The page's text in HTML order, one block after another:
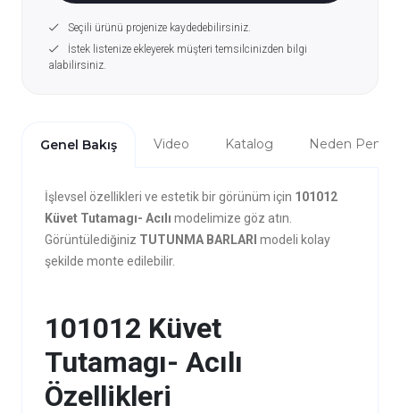
Seçili ürünü projenize kaydedebilirsiniz.
İstek listenize ekleyerek müşteri temsilcinizden bilgi
alabilirsiniz.
Genel Bakış Video Katalog Neden Penta?
İşlevsel özellikleri ve estetik bir görünüm için 101012
Küvet Tutamagı- Acılı modelimize göz atın.
Görüntülediğiniz TUTUNMA BARLARI modeli kolay
şekilde monte edilebilir.
101012 Küvet
Tutamagı- Acılı
Özellikleri